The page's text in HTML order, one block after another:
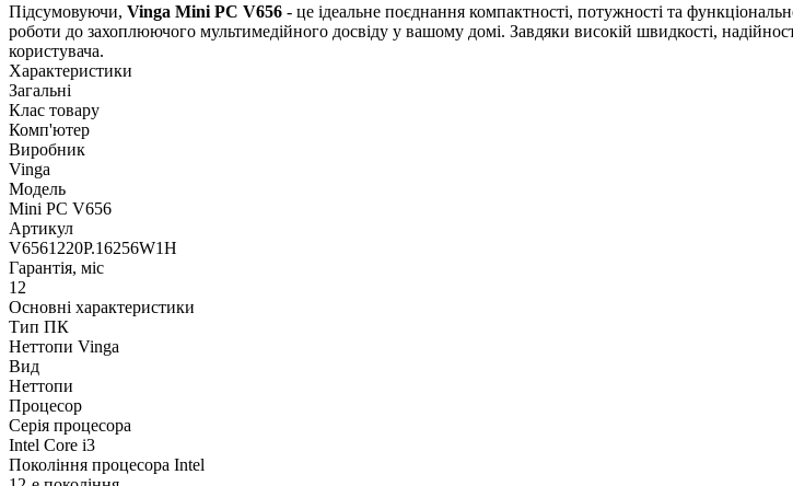
Підсумовуючи, Vinga Mini PC V656 - це ідеальне поєднання компактності, потужності та
роботи до захоплюючого мультимедійного досвіду у вашому домі. Завдяки високій швидкості,
користувача.
Характеристики
Загальні
Клас товару
Комп'ютер
Виробник
Vinga
Модель
Mini PC V656
Артикул
V6561220P.16256W1H
Гарантія, міс
12
Основні характеристики
Тип ПК
Неттопи Vinga
Вид
Неттопи
Процесор
Серія процесора
Intel Core i3
Покоління процесора Intel